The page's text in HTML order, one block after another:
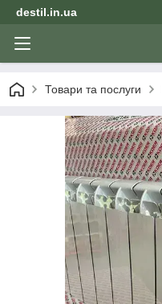
destil.in.ua
Товари та послуги